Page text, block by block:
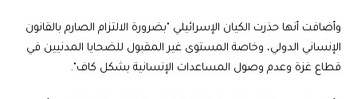
وأضافت أنها حذرت الكيان الإسرائيلي "بضرورة الالتزام الصارم بالقانون
الإنساني الدولي، وخاصة المستوى غير المقبول للضحايا المدنيين في
قطاع غزة وعدم وصول المساعدات الإنسانية بشكل كاف".